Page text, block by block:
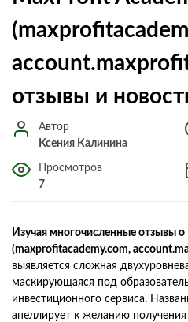
отзывы и
Автор
Ксения Калинина
Просмотров
7
Изучая многочисленные отзывы
(maxprofitacademy.com,
выявляется сложная
маскирующаяся под
инвестиционного сервиса.
апеллирует к желанию